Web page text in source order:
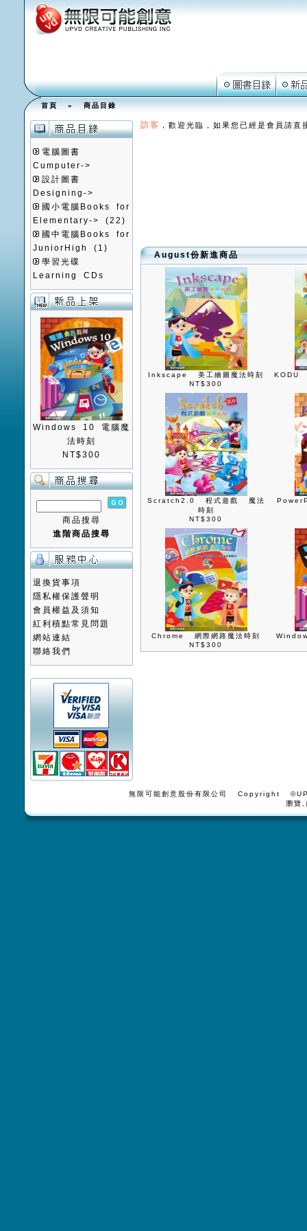
首頁»商品目錄
電腦圖書
Cumputer->
設計圖書
Designing->
國小電腦Books for
Elementary->
(22)
國中電腦Books for
JuniorHigh
(1)
學習光碟
Learning CDs
Windows 10 電腦魔
法時刻
NT$300
商品搜尋
進階商品搜尋
退換貨事項
隱私權保護聲明
會員權益及須知
紅利積點常見問題
網站連結
聯絡我們
訪客 ，歡迎光臨，如果您已經是會員請直
August份新進商品
Inkscape 美工繪圖魔法時刻
NT$300
KODU
Scratch2.0 程式遊戲 魔法
時刻
NT$300
Chrome 網際網路魔法時刻
NT$300
無限可能創意股份有限公司 Copyright
瀏